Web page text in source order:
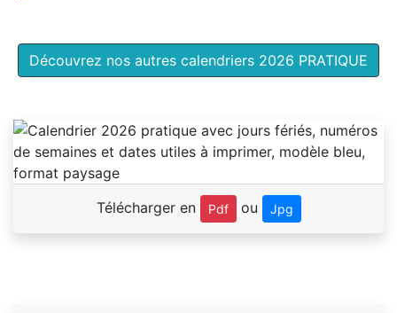
Découvrez nos autres calendriers 2026 PRATIQUE
Télécharger en Pdf ou Jpg